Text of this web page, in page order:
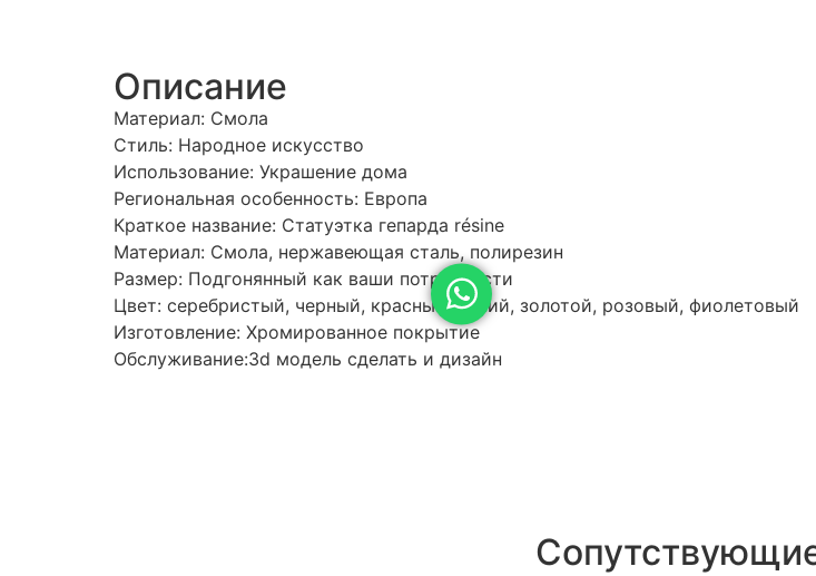
Описание
Материал: Смола
Стиль: Народное искусство
Использование: Украшение дома
Региональная особенность: Европа
Краткое название: Статуэтка гепарда résine
Материал: Смола, нержавеющая сталь, полирезин
Размер: Подгонянный как ваши потребности
Цвет: серебристый, черный, красный, синий, золотой, розовый, фиолетовый
Изготовление: Хромированное покрытие
Обслуживание:3d модель сделать и дизайн